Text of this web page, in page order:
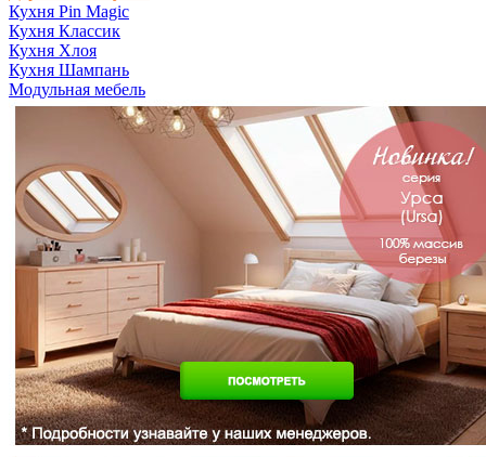
Кухня Pin Magic
Кухня Классик
Кухня Хлоя
Кухня Шампань
Модульная мебель